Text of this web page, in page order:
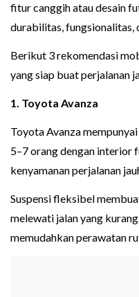
fitur canggih atau desain
durabilitas, fungsionalitas,
Berikut 3 rekomendasi
yang siap buat perjalanan
1. Toyota Avanza
Toyota Avanza
5–7 orang dengan interior
kenyamanan perjalanan
Suspensi fleksibel
melewati jalan yang
memudahkan perawatan